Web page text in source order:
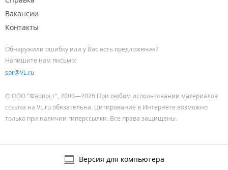
Вакансии
Контакты
Обнаружили ошибку или у Вас есть предложения?
Напишите нам письмо:
spr@VL.ru
© ООО "Фарпост", 2003—2026 При любом использовании материалов
ссылка на VL.ru обязательна. Цитирование в Интернете возможно
только при наличии гиперссылки. Все права защищены.
Версия для компьютера